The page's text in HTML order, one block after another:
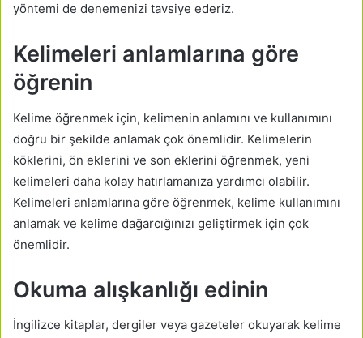
yöntemi de denemenizi tavsiye ederiz.
Kelimeleri anlamlarına göre
öğrenin
Kelime öğrenmek için, kelimenin anlamını ve kullanımını
doğru bir şekilde anlamak çok önemlidir. Kelimelerin
köklerini, ön eklerini ve son eklerini öğrenmek, yeni
kelimeleri daha kolay hatırlamanıza yardımcı olabilir.
Kelimeleri anlamlarına göre öğrenmek, kelime kullanımını
anlamak ve kelime dağarcığınızı geliştirmek için çok
önemlidir.
Okuma alışkanlığı edinin
İngilizce kitaplar, dergiler veya gazeteler okuyarak kelime